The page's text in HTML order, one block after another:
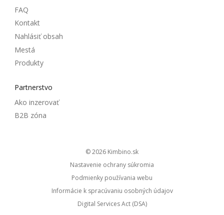
FAQ
Kontakt
Nahlásiť obsah
Mestá
Produkty
Partnerstvo
Ako inzerovať
B2B zóna
© 2026
kimbino.sk
Nastavenie ochrany súkromia
Podmienky používania webu
Informácie k spracúvaniu osobných údajov
Digital Services Act (DSA)